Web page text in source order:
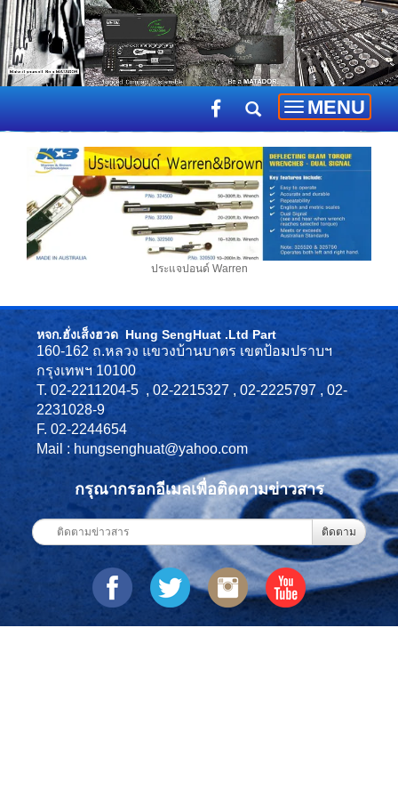
Toggle
navigation
MENU
ประแจปอนด์ Warren
หจก.ฮั่งเส็งฮวด Hung SengHuat .Ltd Part
160-162 ถ.หลวง แขวงบ้านบาตร เขตป้อมปราบฯ
กรุงเทพฯ 10100
T. 02-2211204-5 , 02-2215327 , 02-2225797 , 02-
2231028-9
F. 02-2244654
Mail : hungsenghuat@yahoo.com
กรุณากรอกอีเมลเพื่อติดตามข่าวสาร
ติดตาม